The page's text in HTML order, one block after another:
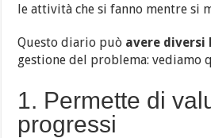
le attività che si fanno mentre si
Questo diario può avere diversi
gestione del problema: vediamo
1. Permette di
progressi